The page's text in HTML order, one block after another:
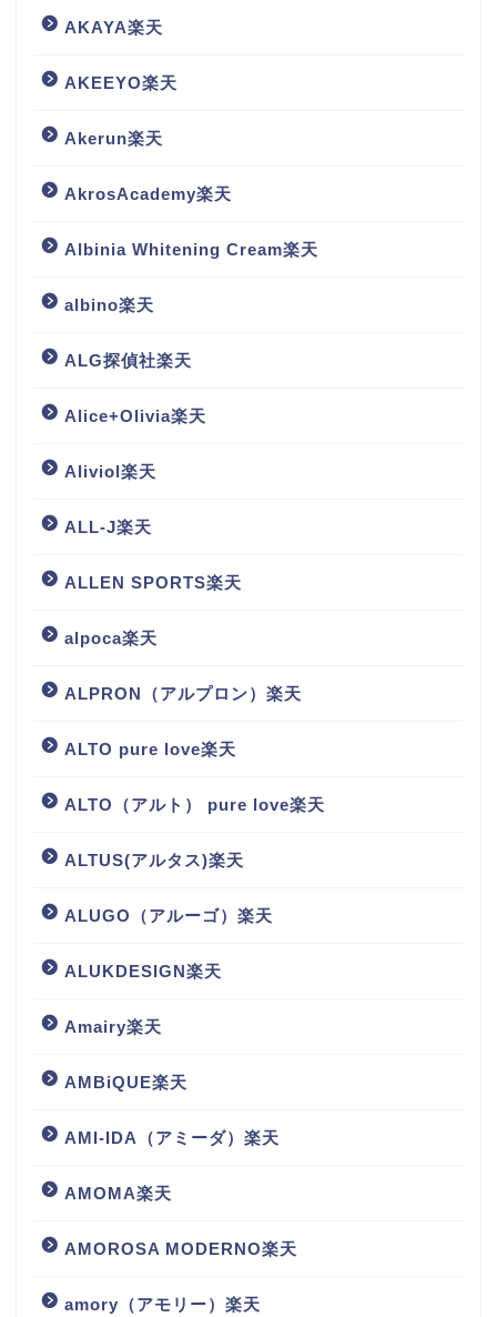
AKAYA楽天
AKEEYO楽天
Akerun楽天
AkrosAcademy楽天
Albinia Whitening Cream楽天
albino楽天
ALG探偵社楽天
Alice+Olivia楽天
Aliviol楽天
ALL-J楽天
ALLEN SPORTS楽天
alpoca楽天
ALPRON（アルプロン）楽天
ALTO pure love楽天
ALTO（アルト） pure love楽天
ALTUS(アルタス)楽天
ALUGO（アルーゴ）楽天
ALUKDESIGN楽天
Amairy楽天
AMBiQUE楽天
AMI-IDA（アミーダ）楽天
AMOMA楽天
AMOROSA MODERNO楽天
amory（アモリー）楽天